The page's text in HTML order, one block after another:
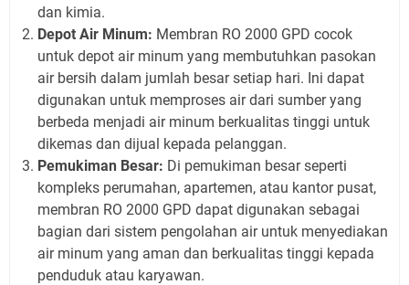
dan kimia.
Depot Air Minum: Membran RO 2000 GPD cocok
untuk depot air minum yang membutuhkan pasokan
air bersih dalam jumlah besar setiap hari. Ini dapat
digunakan untuk memproses air dari sumber yang
berbeda menjadi air minum berkualitas tinggi untuk
dikemas dan dijual kepada pelanggan.
Pemukiman Besar: Di pemukiman besar seperti
kompleks perumahan, apartemen, atau kantor pusat,
membran RO 2000 GPD dapat digunakan sebagai
bagian dari sistem pengolahan air untuk menyediakan
air minum yang aman dan berkualitas tinggi kepada
penduduk atau karyawan.